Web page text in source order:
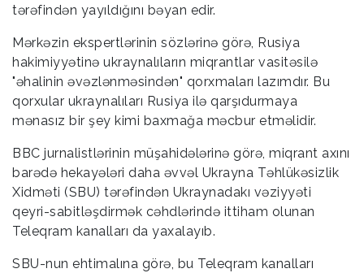
tərəfindən yayıldığını bəyan edir.
Mərkəzin ekspertlərinin sözlərinə görə, Rusiya
hakimiyyətinə ukraynalıların miqrantlar vasitəsilə
"əhalinin əvəzlənməsindən" qorxmaları lazımdır. Bu
qorxular ukraynalıları Rusiya ilə qarşıdurmaya
mənasız bir şey kimi baxmağa məcbur etməlidir.
BBC jurnalistlərinin müşahidələrinə görə, miqrant axını
barədə hekayələri daha əvvəl Ukrayna Təhlükəsizlik
Xidməti (SBU) tərəfindən Ukraynadakı vəziyyəti
qeyri-sabitləşdirmək cəhdlərində ittiham olunan
Teleqram kanalları da yaxalayıb.
SBU-nun ehtimalına görə, bu Teleqram kanalları